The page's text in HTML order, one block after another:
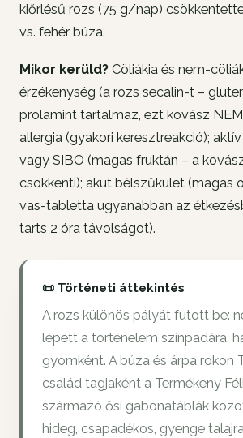
kiőrlésű rozs (75 g/nap)
vs. fehér búza.
Mikor kerüld? Cöliákia és nem-
érzékenység (a rozs secalin-t –
prolamint tartalmaz, ezt kovász
allergia (gyakori keresztreakció);
vagy SIBO (magas fruktán – a
csökkenti); akut bélszűkület (magas
vas-tabletta ugyanabban az
tarts 2 óra távolságot).
📜 Történeti áttekintés
A rozs különös pályát futott be:
lépett a történelem színpadára,
gyomként. A búza és árpa rokon
család tagjaként a Termékeny
származó ősi gabonatáblák
hideg, csapadékos, gyenge